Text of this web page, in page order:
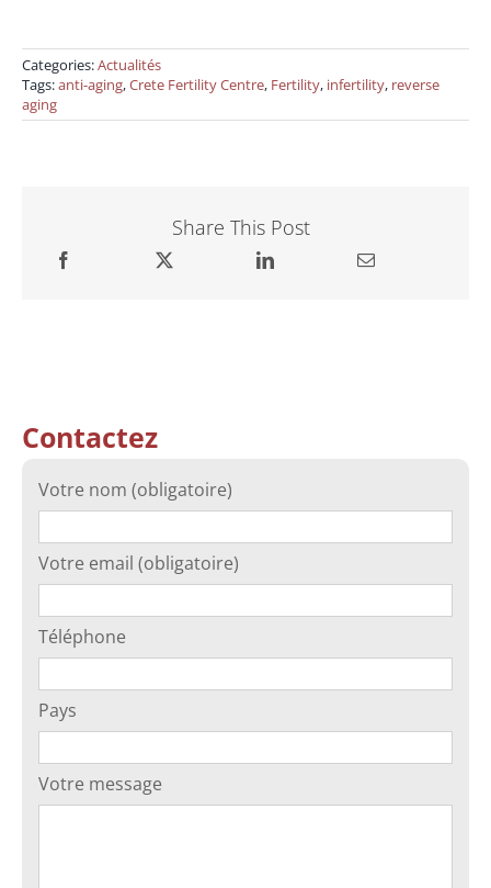
Categories:Actualités
Tags:anti-aging,Crete Fertility Centre, Fertility, infertility, reverse
aging
Share This Post
Contactez
Votre nom (obligatoire)
Votre email (obligatoire)
Téléphone
Pays
Votre message